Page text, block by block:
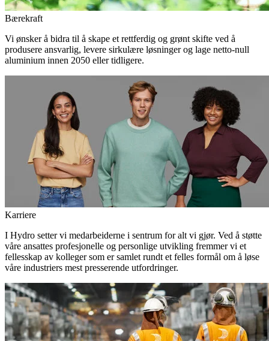
Bærekraft
Vi ønsker å bidra til å skape et rettferdig og grønt skifte ved å
produsere ansvarlig, levere sirkulære løsninger og lage netto-null
aluminium innen 2050 eller tidligere.
Karriere
I Hydro setter vi medarbeiderne i sentrum for alt vi gjør. Ved å støtte
våre ansattes profesjonelle og personlige utvikling fremmer vi et
fellesskap av kolleger som er samlet rundt et felles formål om å løse
våre industriers mest presserende utfordringer.